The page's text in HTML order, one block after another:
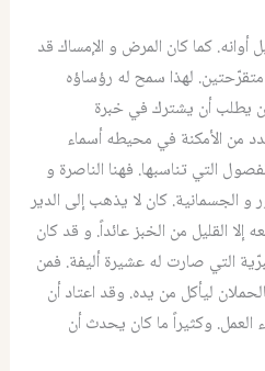
أوانه.كما كان المرض و الإمساك قد
. لهذا سمح له رؤساؤه
يطلب أن يشترك في خبرة
من الأمكنة في محيطه أسماء
التي تناسبها. فهنا الناصرة و
و الجسمانية. ‏كان لا يذهب إلى الدير
القليل من الخبز عائداً. و قد كان
التي صارت له عشيرة أليفة. فمن
ليأكل من يده. وقد اعتاد أن
العمل. وكثيراً ما كان يحدث أن